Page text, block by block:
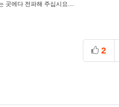
곳에다 전파해 주십시요....
2